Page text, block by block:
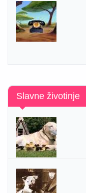
Slavne životinje